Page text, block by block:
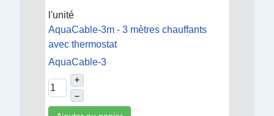
l'unité
AquaCable-3m - 3 mètres chauffants
avec thermostat
AquaCable-3
+
–